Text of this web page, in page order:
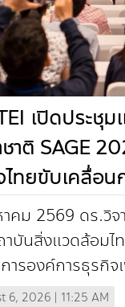
เปิดประชุ
ชาติ SAGE
ทยขับเคลื่อน
ชน์จากความ
พอย่างยั่งยืน
คม 2569 ดร.วิจ
าบันสิ่งแวดล้อมไ
การองค์การธุร
เป็นประธาน
6, 2026 | 11:25 AM